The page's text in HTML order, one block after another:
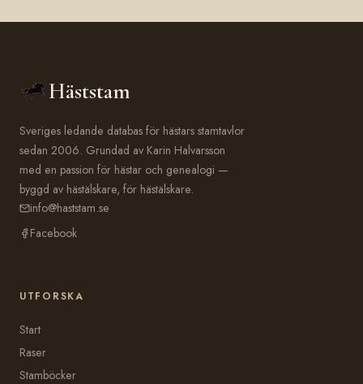
Häststam
Sveriges ledande databas för hästars stamtavlor
sedan 2006. Grundad av Karin Halvarsson
med en passion för hästar och genealogi —
byggd av hästälskare, för hästälskare.
info@haststam.se
Facebook
UTFORSKA
Start
Raser
Stamböcker